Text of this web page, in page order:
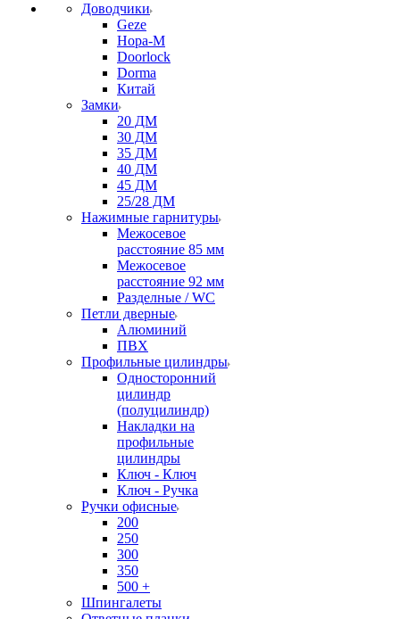
Доводчики
Geze
Нора-М
Doorlock
Dorma
Китай
Замки
20 ДМ
30 ДМ
35 ДМ
40 ДМ
45 ДМ
25/28 ДМ
Нажимные гарнитуры
Межосевое
расстояние 85 мм
Межосевое
расстояние 92 мм
Разделные / WC
Петли дверные
Алюминий
ПВХ
Профильные цилиндры
Односторонний
цилиндр
(полуцилиндр)
Накладки на
профильные
цилиндры
Ключ - Ключ
Ключ - Ручка
Ручки офисные
200
250
300
350
500 +
Шпингалеты